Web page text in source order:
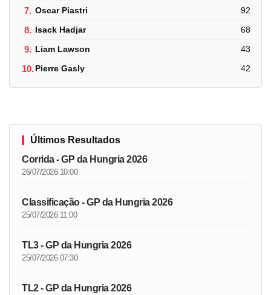
7. Oscar Piastri 92
8. Isack Hadjar 68
9. Liam Lawson 43
10.Pierre Gasly 42
Últimos Resultados
Corrida - GP da Hungria 2026
26/07/2026 10:00
Classificação - GP da Hungria 2026
25/07/2026 11:00
TL3 - GP da Hungria 2026
25/07/2026 07:30
TL2 - GP da Hungria 2026